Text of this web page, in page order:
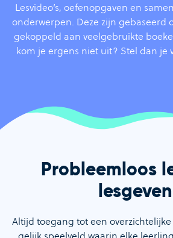
Lesvideo’s, oefenopgaven en
onderwerpen. Deze zijn gebaseerd
gekoppeld aan veelgebruikte
kom je ergens niet uit? Stel dan je
Probleemloos
lesgeven
Altijd toegang tot een